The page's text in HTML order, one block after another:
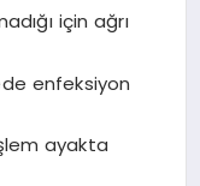
için ağrı
enfeksiyon
ayakta